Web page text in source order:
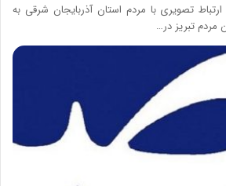
تصویری با مردم استان آذربایجان شرقی به